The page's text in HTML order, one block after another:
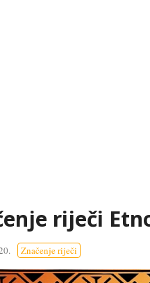
riječi
Značenje riječi